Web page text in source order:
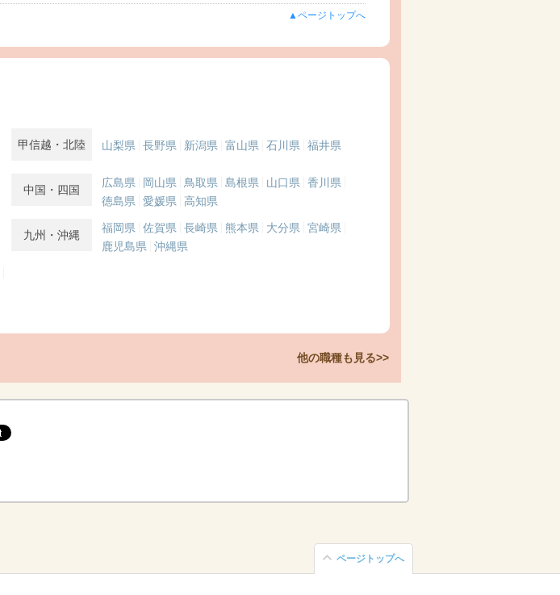
▲ページトップへ
甲信越・北陸 山梨県 長野県 新潟県 富山県 石川県 福井県
中国・四国
広島県 岡山県 鳥取県 島根県 山口県
香川県
徳島県
愛媛県 高知県
九州・沖縄
福岡県 佐賀県 長崎県 熊本県 大分県
宮崎県
鹿児島県
沖縄県
他の職種も見る>>
ページトップへ